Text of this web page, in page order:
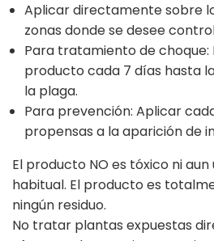
Aplicar directamente sobre
zonas donde se desee
Para tratamiento de choque:
producto cada 7 días hasta
la plaga.
Para prevención: Aplicar
propensas a la aparición de
El producto NO es tóxico ni
habitual. El producto es
ningún residuo.
No tratar plantas expuestas